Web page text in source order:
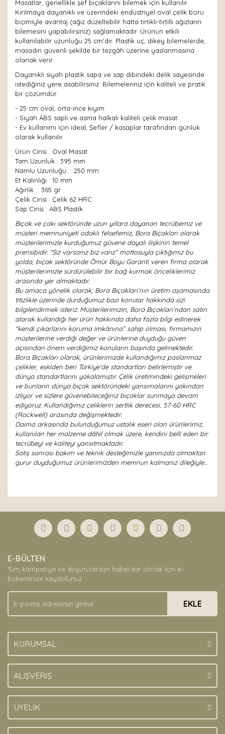
Masatlar, genellikle şef bıçaklarını bilemek için kullanılır.
Kırılmaya dayanıklı ve üzerindeki endüstriyel oval çelik boru
biçimiyle avantaj (ağız düzeltebilir hatta tırtıklı-tırtıllı ağızların
bilemesini yapabilirsiniz) sağlamaktadır. Ürünün etkili
kullanılabilir uzunluğu 25 cm'dir. Plastik uç, dikey bilemelerde,
masadın güvenli şekilde bir tezgâh üzerine yaslanmasına
olanak verir.
Dayanıklı siyah plastik sapa ve sap dibindeki delik sayesinde
istediğiniz yere asabilirsiniz. Bilemeleriniz için kaliteli ve pratik
bir çözümdür.
- 25 cm oval, orta-ince kıyım
- Siyah ABS saplı ve asma halkalı kaliteli çelik masat
- Ev kullanımı için ideal, Şefler / kasaplar tarafından günlük
olarak kullanılır.
Ürün Cinsi : Oval Masat
Tam Uzunluk : 395 mm
Namlu Uzunluğu : 250 mm
Et Kalınlığı : 10 mm
Ağırlık : 365 gr
Çelik Cinsi : Çelik 62 HRC
Sap Cinsi : ABS Plastik
Bıçak ve çakı sektöründe uzun yıllara dayanan tecrübemiz ve
müşteri memnuniyeti odaklı felsefemiz, Bora Bıçakları olarak
müşterilerimizle kurduğumuz güvene dayalı ilişkinin temel
prensibidir. "Siz varsanız biz varız” mottosuyla çıktığımız bu
yolda, bıçak sektöründe Ömür Boyu Garanti veren firma olarak
müşterilerimizle sürdürülebilir bir bağ kurmak önceliklerimiz
arasında yer almaktadır.
Bu amaca yönelik olarak, Bora Bıçakları’nın üretim aşamasında
titizlikle üzerinde durduğumuz bazı konular hakkında sizi
bilgilendirmek isteriz. Müşterilerimizin, Bora Bıçakları’ndan satın
alarak kullandığı her ürün hakkında daha fazla bilgi edinerek
"kendi çıkarlarını koruma imkânına” sahip olması, firmamızın
müşterilerine verdiği değer ve ürünlerine duyduğu güven
açısından önem verdiğimiz konuların başında gelmektedir.
Bora Bıçakları olarak, ürünlerimizde kullandığımız paslanmaz
çelikler, eskiden beri Türkiye’de standartları belirlemiştir ve
dünya standartlarını yakalamıştır. Çelik üretimindeki gelişmeleri
ve bunların dünya bıçak sektöründeki yansımalarını yakından
izliyor ve sizlere güvenebileceğiniz bıçaklar sunmaya devam
ediyoruz. Kullandığımız çeliklerin sertlik derecesi, 57-60 HRC
(Rockwell) arasında değişmektedir.
Daima arkasında bulunduğumuz ustalık eseri olan ürünlerimiz,
kullanılan her malzeme dâhil olmak üzere, kendini belli eden bir
tecrübeyi ve kaliteyi yansıtmaktadır.
Satış sonrası bakım ve teknik desteğimizle yanınızda olmaktan
gurur duyduğumuz ürünlerimizden memnun kalmanız dileğiyle…
Yorum Yaz
formunu kullanarak tarafımıza iletebilirsiniz.
Görüş ve önerileriniz için teşekkür ederiz.
Ürün açıklamasında eksik bilgiler bulunuyor.
Ürün bilgilerinde hatalar bulunuyor.
Ürün fiyatı diğer sitelerden daha pahalı.
Bu ürüne benzer farklı alternatifler olmalı.
E-BÜLTEN
Tüm kampanya ve duyurulardan haberdar olmak için e-
bültenimize kaydolunuz.
EKLE
KURUMSAL
ALIŞVERİŞ
ÜYELİK